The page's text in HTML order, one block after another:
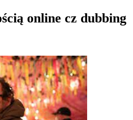
online cz dubbing